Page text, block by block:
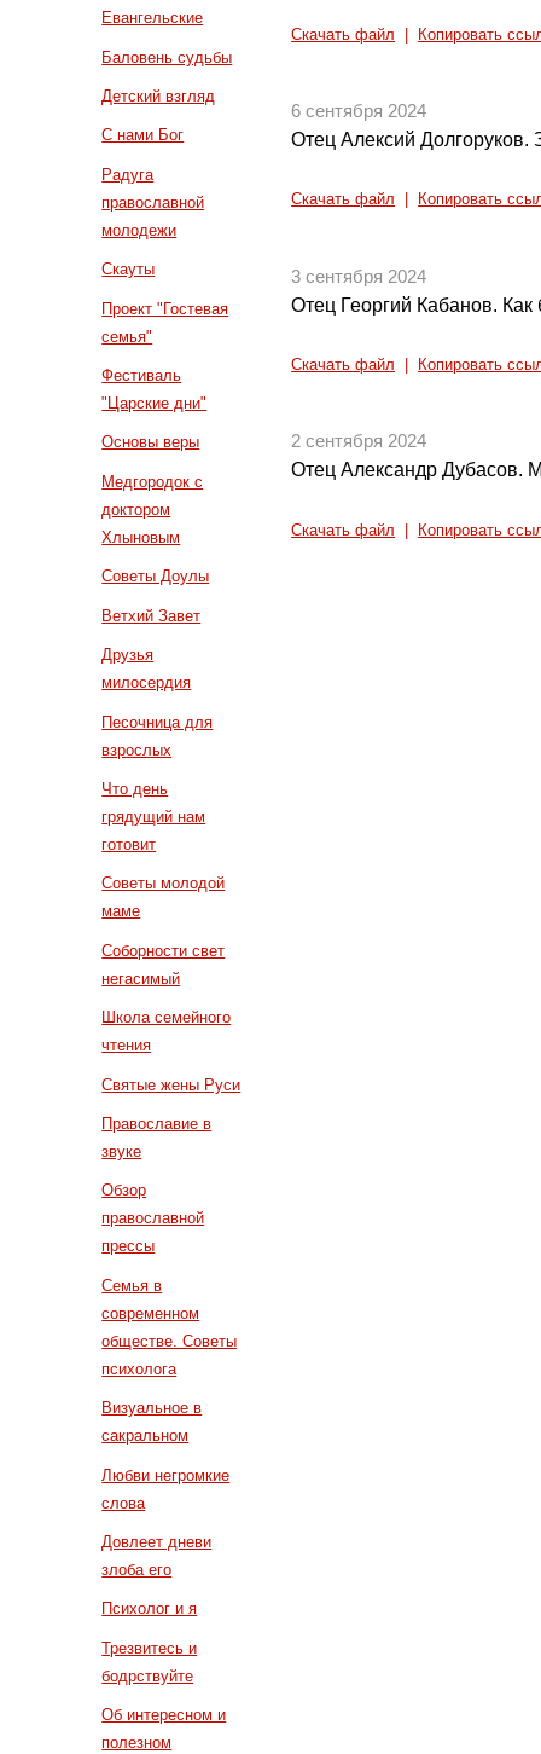
Евангельские
Баловень судьбы
Детский взгляд
С нами Бог
Радуга
православной
молодежи
Скауты
Проект "Гостевая
семья"
Фестиваль
"Царские дни"
Основы веры
Медгородок с
доктором
Хлыновым
Советы Доулы
Ветхий Завет
Друзья
милосердия
Песочница для
взрослых
Что день
грядущий нам
готовит
Советы молодой
маме
Соборности свет
негасимый
Школа семейного
чтения
Святые жены Руси
Православие в
звуке
Обзор
православной
прессы
Семья в
современном
обществе. Советы
психолога
Визуальное в
сакральном
Любви негромкие
слова
Довлеет дневи
злоба его
Психолог и я
Трезвитесь и
бодрствуйте
Об интересном и
полезном
Скачать файл Копировать
6 сентября 2024
Отец Алексий
Скачать файл Копировать
3 сентября 2024
Отец Георгий Кабанов.
Скачать файл Копировать
2 сентября 2024
Отец Александр Дубасов.
Скачать файл Копировать